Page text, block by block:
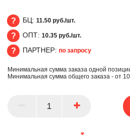
БЦ
БЦ: 11.50 руб./шт.
ОПТ
ОПТ: 10.35 руб./шт.
ПАРТНЕР
ПАРТНЕР: по запросу
Минимальная сумма заказа одной
Минимальная сумма общего заказа - от 10